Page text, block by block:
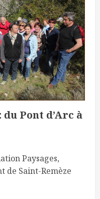
du Pont d’Arc à
Paysages,
de Saint-Remèze